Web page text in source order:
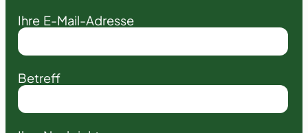
Ihre E-Mail-Adresse
Betreff